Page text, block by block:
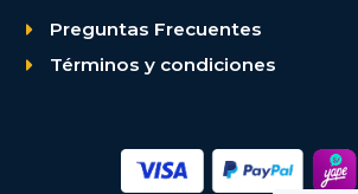
Preguntas Frecuentes
Términos y condiciones